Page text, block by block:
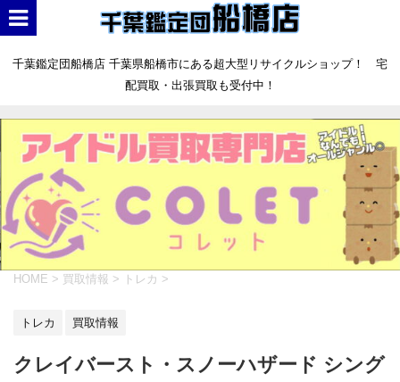
千葉鑑定団船橋店 千葉県船橋市にある超大型リサイクルショップ！ 宅
配買取・出張買取も受付中！
HOME > 買取情報 > トレカ >
トレカ 買取情報
クレイバースト・スノーハザード シング